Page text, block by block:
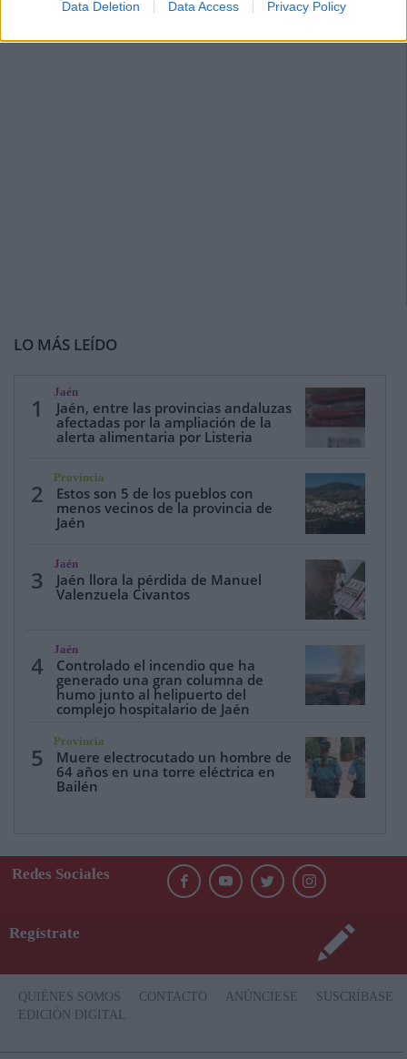
Data Deletion Data Access Privacy Policy
LO MÁS LEÍDO
1
Jaén
Jaén, entre las provincias andaluzas
afectadas por la ampliación de la
alerta alimentaria por Listeria
2
Provincia
Estos son 5 de los pueblos con
menos vecinos de la provincia de
Jaén
3
Jaén
Jaén llora la pérdida de Manuel
Valenzuela Civantos
4
Jaén
Controlado el incendio que ha
generado una gran columna de
humo junto al helipuerto del
complejo hospitalario de Jaén
5
Provincia
Muere electrocutado un hombre de
64 años en una torre eléctrica en
Bailén
Redes Sociales
Regístrate
QUIÉNES SOMOS CONTACTO ANÚNCIESE
SUSCRÍBASE
EDICIÓN DIGITAL